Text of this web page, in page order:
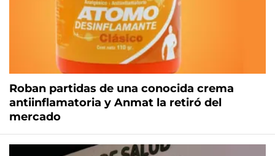
Roban partidas de una conocida crema
antiinflamatoria y Anmat la retiró del
mercado